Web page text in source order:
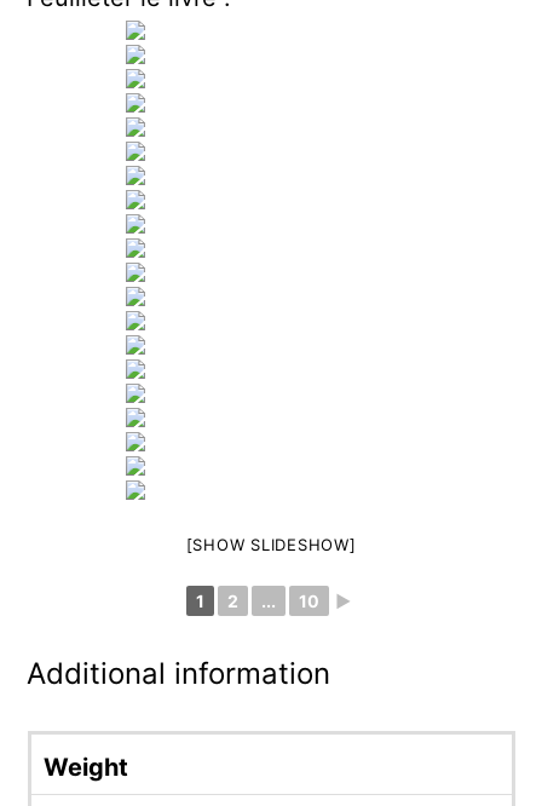
[SHOW SLIDESHOW]
1 2 ... 10 ►
Additional information
Weight